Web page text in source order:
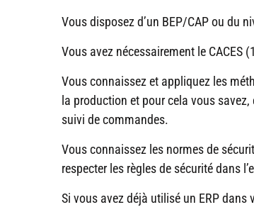
Vous disposez d’un BEP/CAP ou du
Vous avez nécessairement le CACES
Vous connaissez et appliquez les
la production et pour cela vous
suivi de commandes.
Vous connaissez les normes de
respecter les règles de sécurité dans
Si vous avez déjà utilisé un ERP dans